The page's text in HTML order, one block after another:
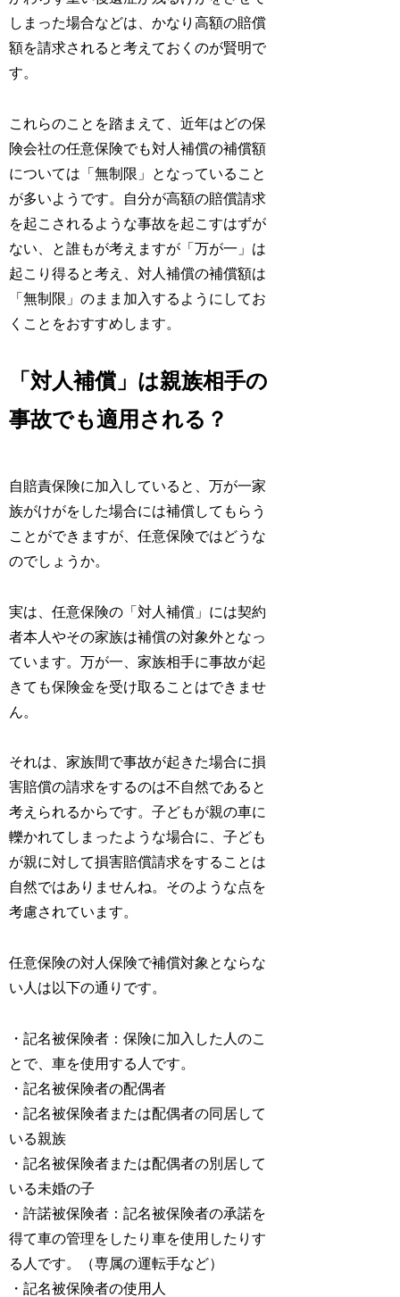
しまった場合などは、かなり高額の賠償
額を請求されると考えておくのが賢明で
す。
これらのことを踏まえて、近年はどの保
険会社の任意保険でも対人補償の補償額
については「無制限」となっていること
が多いようです。自分が高額の賠償請求
を起こされるような事故を起こすはずが
ない、と誰もが考えますが「万が一」は
起こり得ると考え、対人補償の補償額は
「無制限」のまま加入するようにしてお
くことをおすすめします。
「対人補償」は親族相手の
事故でも適用される？
自賠責保険に加入していると、万が一家
族がけがをした場合には補償してもらう
ことができますが、任意保険ではどうな
のでしょうか。
実は、任意保険の「対人補償」には契約
者本人やその家族は補償の対象外となっ
ています。万が一、家族相手に事故が起
きても保険金を受け取ることはできませ
ん。
それは、家族間で事故が起きた場合に損
害賠償の請求をするのは不自然であると
考えられるからです。子どもが親の車に
轢かれてしまったような場合に、子ども
が親に対して損害賠償請求をすることは
自然ではありませんね。そのような点を
考慮されています。
任意保険の対人保険で補償対象とならな
い人は以下の通りです。
・記名被保険者：保険に加入した人のこ
とで、車を使用する人です。
・記名被保険者の配偶者
・記名被保険者または配偶者の同居して
いる親族
・記名被保険者または配偶者の別居して
いる未婚の子
・許諾被保険者：記名被保険者の承諾を
得て車の管理をしたり車を使用したりす
る人です。（専属の運転手など）
・記名被保険者の使用人